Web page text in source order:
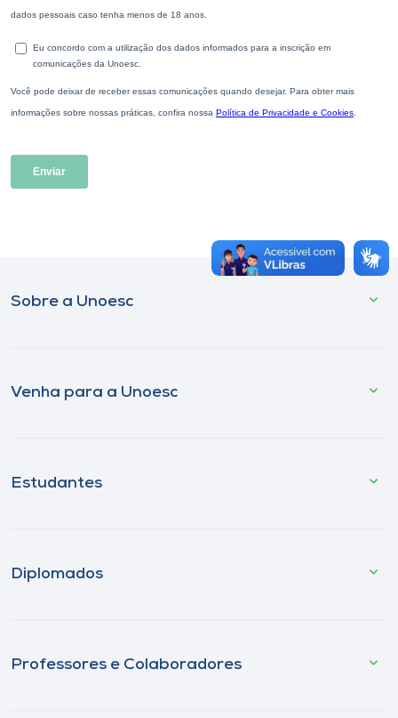
Biblioteca
Editora
Rádio
Museu
Sobre a Unoesc
Venha para a Unoesc
Estudantes
Diplomados
Professores e Colaboradores